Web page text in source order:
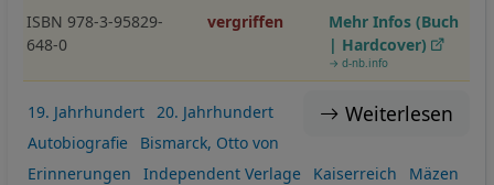
ISBN 978-3-95829-
648-0
vergriffen
Mehr Infos (Buch
| Hardcover)
→ d-nb.info
Weiterlesen
19. Jahrhundert
20. Jahrhundert
Autobiografie
Bismarck, Otto von
Erinnerungen
Independent Verlage Kaiserreich
Mäzen